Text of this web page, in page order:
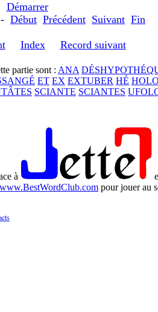
Démarrer
- Début Précédent Suivant Fin
Index Record suivant
partie sont : ANA
ET EX EXTUBER HÉ
SCIANTE SCIANTES
à
www.BestWordClub.com pour jouer au